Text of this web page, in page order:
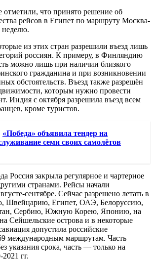
отметили, что принято решение об
рейсов в Египет по маршруту Москва-
неделю.
из этих стран разрешили въезд лишь
россиян. К примеру, в Финляндию
можно лишь при наличии близкого
гражданина и при возникновении
обстоятельств. Въезд также разрешён
которым нужно провести
Индия с октября разрешила въезд всем
кроме туристов.
«Победа» объявила тендер на
семи своих самолётов
Россия закрыла регулярное и чартерное
странами. Рейсы начали
сентябре. Сейчас разрешено летать в
Швейцарию, Египет, ОАЭ, Белоруссию,
Сербию, Южную Корею, Японию, на
Сейшельские острова и в некоторые
допустила российские
международным маршрутам. Часть
указания срока, часть — только на
гг.